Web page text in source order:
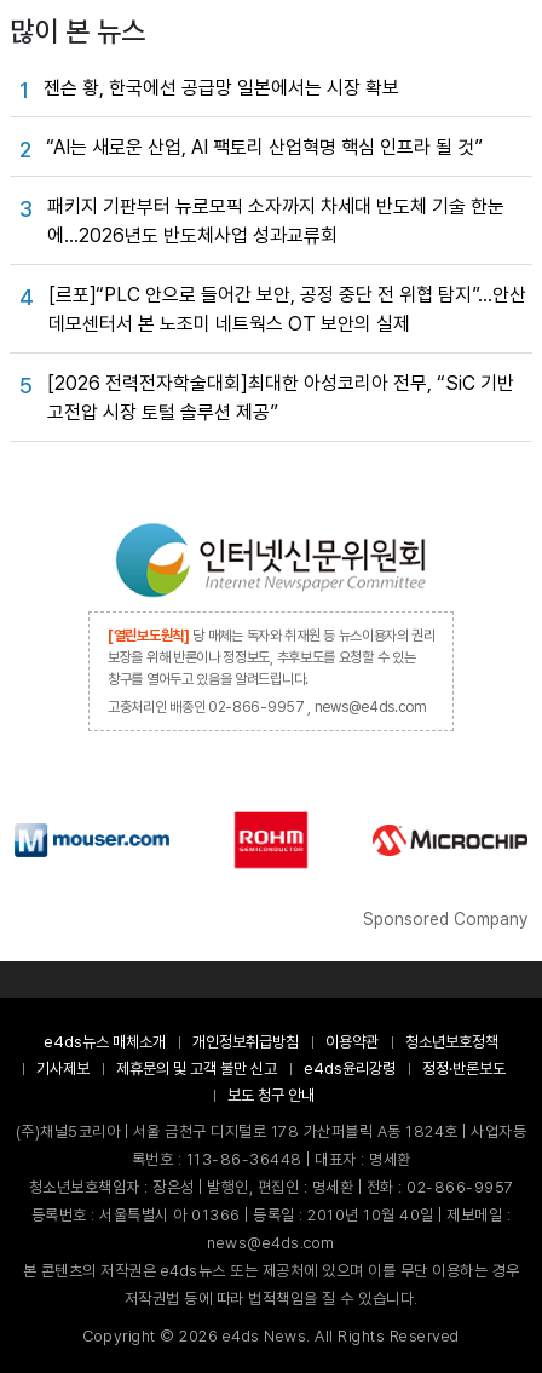
많이 본 뉴스
1 젠슨 황, 한국에선 공급망 일본에서는 시장 확보
2 “AI는 새로운 산업, AI 팩토리 산업혁명 핵심 인프라 될 것”
3
패키지 기판부터 뉴로모픽 소자까지 차세대 반도체 기술 한눈
에…2026년도 반도체사업 성과교류회
4
[르포]“PLC 안으로 들어간 보안, 공정 중단 전 위협 탐지”…안산
데모센터서 본 노조미 네트웍스 OT 보안의 실제
5
[2026 전력전자학술대회]최대한 아성코리아 전무, “SiC 기반
고전압 시장 토털 솔루션 제공”
[열린보도원칙] 당 매체는 독자와 취재원 등 뉴스이용자의 권리
보장을 위해 반론이나 정정보도, 추후보도를 요청할 수 있는
창구를 열어두고 있음을 알려드립니다.
고충처리인 배종인 02-866-9957 , news@e4ds.com
Sponsored Company
e4ds뉴스 매체소개 개인정보취급방침 이용약관
청소년보호정책
기사제보
제휴문의 및 고객 불만 신고 e4ds윤리강령
정정·반론보도
보도 청구 안내
(주)채널5코리아 | 서울 금천구 디지털로 178 가산퍼블릭 A동 1824호 | 사업자등
록번호 : 113-86-36448 | 대표자 : 명세환
청소년보호책임자 : 장은성 | 발행인, 편집인 : 명세환 | 전화 : 02-866-9957
등록번호 : 서울특별시 아 01366 | 등록일 : 2010년 10월 40일 | 제보메일 :
news@e4ds.com
본 콘텐츠의 저작권은 e4ds뉴스 또는 제공처에 있으며 이를 무단 이용하는 경우
저작권법 등에 따라 법적책임을 질 수 있습니다.
Copyright ©2026 e4ds News. All Rights Reserved